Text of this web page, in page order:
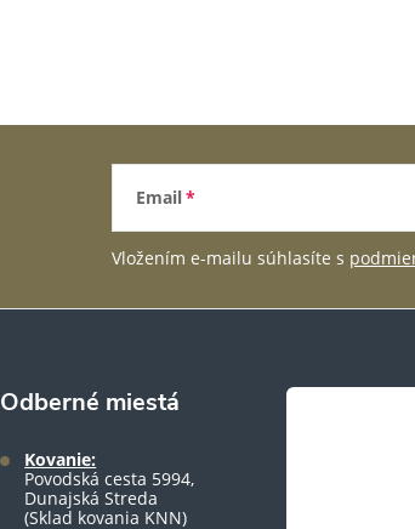
Email
Vložením e-mailu súhlasíte s
Odberné miestá
Kovanie:
Povodská cesta 5994,
Dunajská Streda
(Sklad kovania KNN)